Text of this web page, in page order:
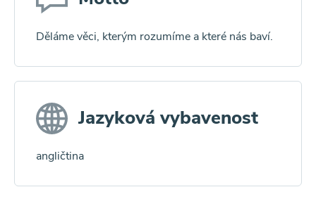
Děláme věci, kterým rozumíme a které nás baví.
Jazyková vybavenost
angličtina